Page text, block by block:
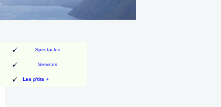
Spectacles
Services
Les p'tits +